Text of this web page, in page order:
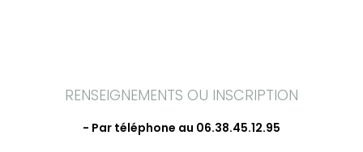
RENSEIGNEMENTS OU INSCRIPTION
- Par téléphone au 06.38.45.12.95